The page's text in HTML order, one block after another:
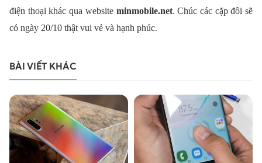
điện thoại khác qua website minmobile.net.Chúc các cặp đôi sẽ
có ngày 20/10 thật vui vẻ và hạnh phúc.
BÀI VIẾT KHÁC